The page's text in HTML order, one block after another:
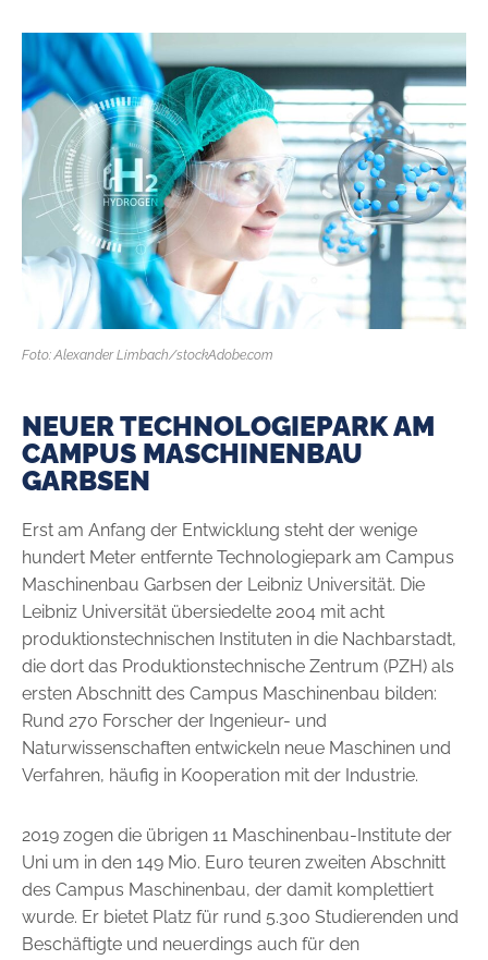
Foto: Alexander Limbach/stockAdobe.com
NEUER TECHNOLOGIEPARK AM
CAMPUS MASCHINENBAU
GARBSEN
Erst am Anfang der Entwicklung steht der wenige
hundert Meter entfernte Technologiepark am Campus
Maschinenbau Garbsen der Leibniz Universität. Die
Leibniz Universität übersiedelte 2004 mit acht
produktionstechnischen Instituten in die Nachbarstadt,
die dort das Produktionstechnische Zentrum (PZH) als
ersten Abschnitt des ­Campus Maschinenbau bilden:
Rund 270 Forscher der Ingenieur- und
Naturwissenschaften entwickeln neue Maschinen und
Verfahren, ­häufig in Kooperation mit der Industrie.
2019 zogen die übrigen 11 Maschinenbau-Institute der
Uni um in den 149 Mio. Euro teuren zweiten Abschnitt
des Campus Maschinenbau, der damit komplettiert
wurde. Er bietet Platz für rund 5.300 Studierenden und
Beschäftigte und neuerdings auch für den